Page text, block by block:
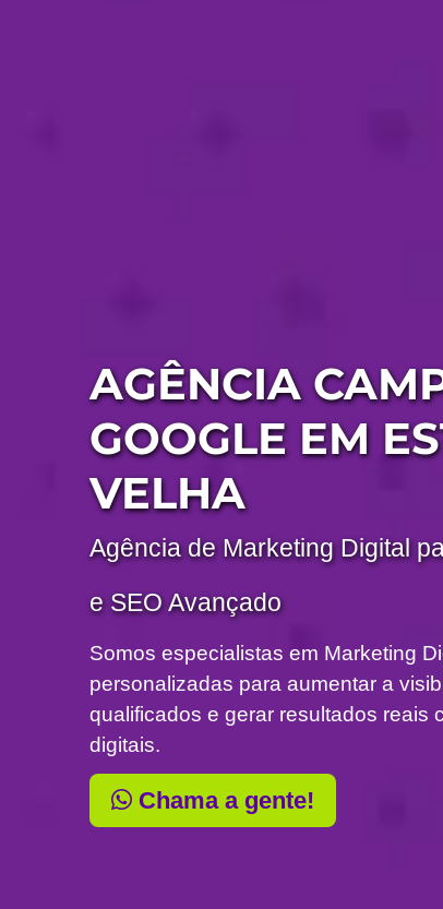
AGÊNCIA
GOOGLE EM
VELHA
Agência de Marketing Digital
e SEO Avançado
Somos especialistas em Marketing
personalizadas para aumentar a
qualificados e gerar resultados reais
digitais.
Chama a gente!